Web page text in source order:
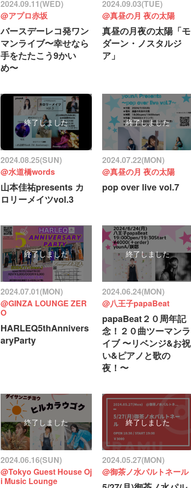
2024.09.11(WED)
@アプロ赤坂
バースデーレコ発ワン
マンライブ〜幸せなら
手をたたこう9かい
め〜
2024.09.03(TUE)
@真昼の月 夜の太陽
真昼の月夜の太陽「モ
ダーン・ノスタルジ
ア」
終了しました
2024.08.25(SUN)
@水道橋words
山本佳祐presents カ
ロリーメイツvol.3
終了しました
2024.07.22(MON)
@真昼の月 夜の太陽
pop over live vol.7
終了しました
2024.07.01(MON)
@GINZA LOUNGE ZER
O
HARLEQ5thAnnivers
aryParty
終了しました
2024.06.24(MON)
@八王子papaBeat
papaBeat２０周年記
念！２０曲ツーマンラ
イブ 〜リベンジ&お祝
い&ピアノと歌の
夜！〜
終了しました
2024.06.16(SUN)
@Tokyo Guest House Oj
i Music Lounge
終了しました
2024.05.27(MON)
@御茶ノ水パルトネール